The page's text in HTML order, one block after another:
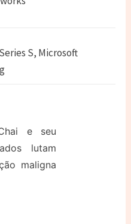
S, Microsoft
e seu
lutam
maligna